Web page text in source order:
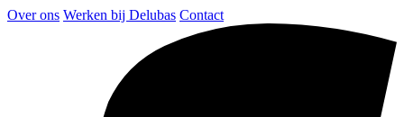
Over ons Werken bij Delubas Contact